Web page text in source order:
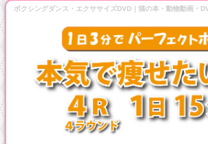
ボクシングダンス・エクササイズDVD｜猫の本・動物動画・